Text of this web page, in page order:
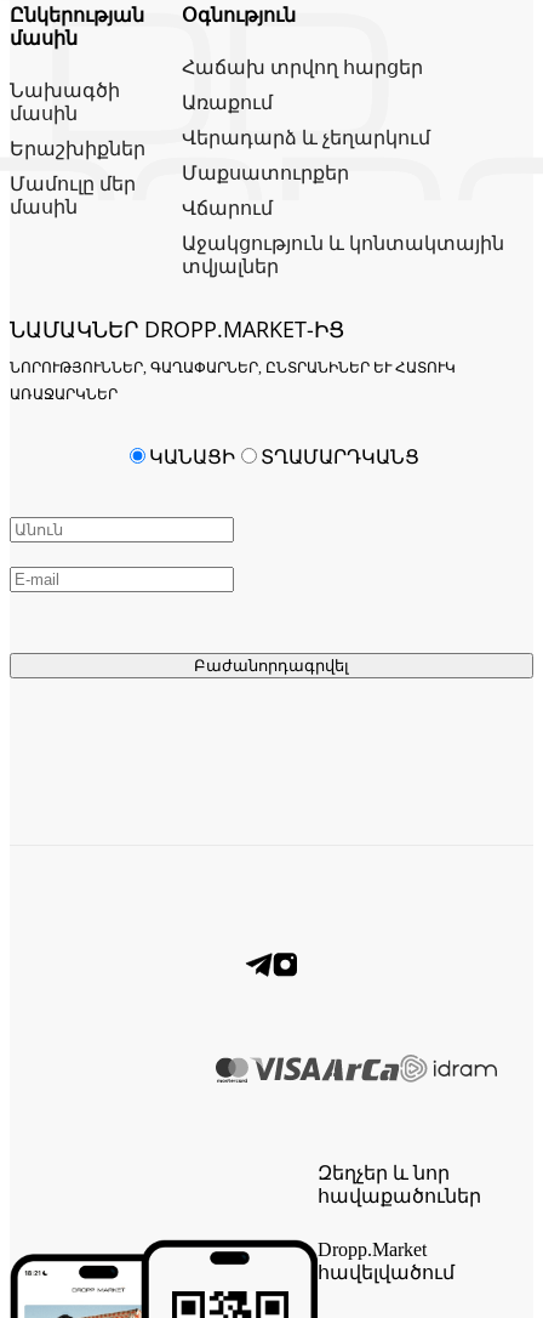
Ընկերության
մասին
Նախագծի
մասին
Երաշխիքներ
Մամուլը մեր
մասին
Օգնություն
Հաճախ տրվող հարցեր
Առաքում
Վերադարձ և չեղարկում
Մաքսատուրքեր
Վճարում
Աջակցություն և կոնտակտային
տվյալներ
ՆԱՄԱԿՆԵՐ DROPP.MARKET-ԻՑ
ՆՈՐՈՒԹՅՈՒՆՆԵՐ, ԳԱՂԱՓԱՐՆԵՐ, ԸՆՏՐԱՆԻՆԵՐ ԵՒ ՀԱՏՈՒԿ Ա
ՌԱՋԱՐԿՆԵՐ
Բաժանորդագրվել
ԿԱՆԱՑԻ ՏՂԱՄԱՐԴԿԱՆՑ
Զեղչեր և նոր
հավաքածուներ
Dropp.Market
հավելվածում